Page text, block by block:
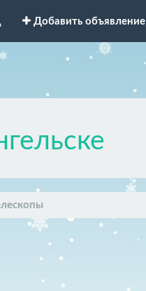
Добавить объявление